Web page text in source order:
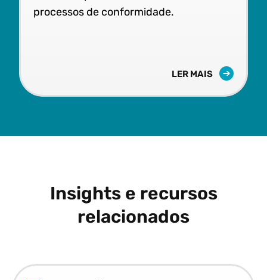
processos de conformidade.
LER MAIS
Insights e recursos
relacionados